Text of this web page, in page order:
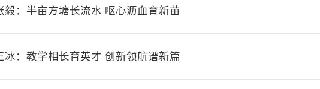
毅：半亩方塘长流水 呕心沥血育新苗
冰：教学相长育英才 创新领航谱新篇